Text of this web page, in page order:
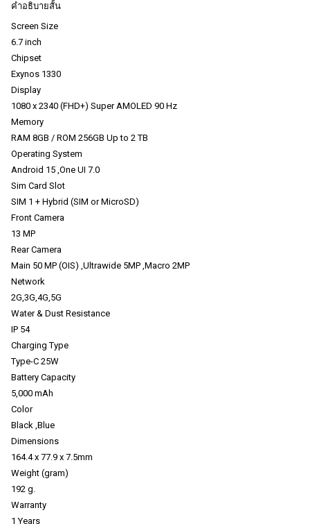
คำอธิบายสั้น
Screen Size
6.7 inch
Chipset
Exynos 1330
Display
1080 x 2340 (FHD+) Super AMOLED 90 Hz
Memory
RAM 8GB / ROM 256GB Up to 2 TB
Operating System
Android 15 ,One UI 7.0
Sim Card Slot
SIM 1 + Hybrid (SIM or MicroSD)
Front Camera
13 MP
Rear Camera
Main 50 MP (OIS) ,Ultrawide 5MP ,Macro 2MP
Network
2G,3G,4G,5G
Water & Dust Resistance
IP 54
Charging Type
Type-C 25W
Battery Capacity
5,000 mAh
Color
Black ,Blue
Dimensions
164.4 x 77.9 x 7.5mm
Weight (gram)
192 g.
Warranty
1 Years